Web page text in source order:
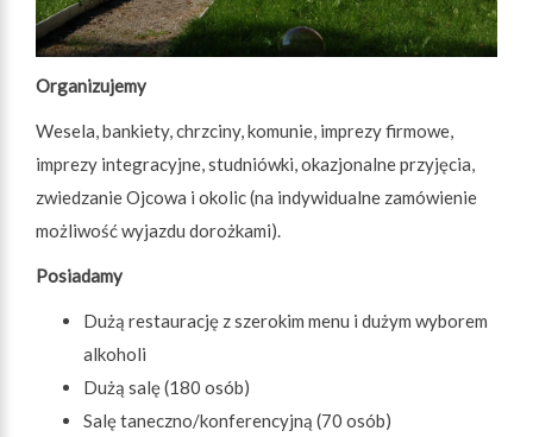
Organizujemy
Wesela, bankiety, chrzciny, komunie, imprezy firmowe,
imprezy integracyjne, studniówki, okazjonalne przyjęcia,
zwiedzanie Ojcowa i okolic (na indywidualne zamówienie
możliwość wyjazdu dorożkami).
Posiadamy
Dużą restaurację z szerokim menu i dużym wyborem
alkoholi
Dużą salę (180 osób)
Salę taneczno/konferencyjną (70 osób)